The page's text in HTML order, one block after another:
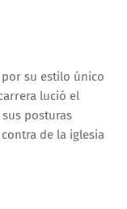
por su estilo único
lució el
posturas
de la iglesia